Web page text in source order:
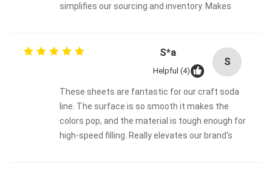
simplifies our sourcing and inventory. Makes
S
S*a
Helpful (4)
These sheets are fantastic for our craft soda
line. The surface is so smooth it makes the
colors pop, and the material is tough enough for
high-speed filling. Really elevates our brand's